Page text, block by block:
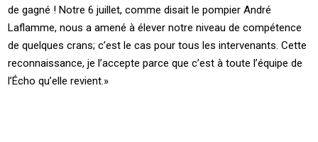
de gagné ! Notre 6 juillet, comme disait le pompier André
Laflamme, nous a amené à élever notre niveau de compétence
de quelques crans; c’est le cas pour tous les intervenants. Cette
reconnaissance, je l’accepte parce que c’est à toute l’équipe de
l’Écho qu’elle revient.»